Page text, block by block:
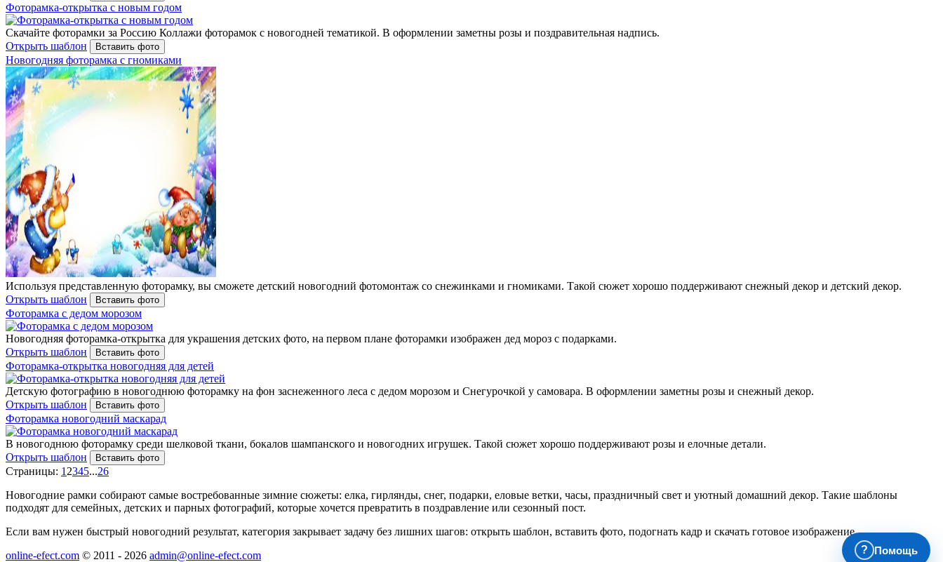
Фоторамка-открытка с новым годом
Скачайте фоторамки за Россию Коллажи фоторамок с новогодней тематикой. В оформлении заметны розы и поздравительная надпись.
Открыть шаблон
Вставить фото
Новогодняя фоторамка с гномиками
Используя представленную фоторамку, вы сможете детский новогодний фотомонтаж со снежинками и гномиками. Такой сюжет хорошо поддерживают снежный декор и детский декор.
Открыть шаблон
Вставить фото
Фоторамка с дедом морозом
Новогодняя фоторамка-открытка для украшения детских фото, на первом плане фоторамки изображен дед мороз с подарками.
Открыть шаблон
Вставить фото
Фоторамка-открытка новогодняя для детей
Детскую фотографию в новогоднюю фоторамку на фон заснеженного леса с дедом морозом и Снегурочкой у самовара. В оформлении заметны розы и снежный декор.
Открыть шаблон
Вставить фото
Фоторамка новогодний маскарад
В новогоднюю фоторамку среди шелковой ткани, бокалов шампанского и новогодних игрушек. Такой сюжет хорошо поддерживают розы и елочные детали.
Открыть шаблон
Вставить фото
Страницы: 1 2345...26
Новогодние рамки собирают самые востребованные зимние сюжеты: елка, гирлянды, снег, подарки, еловые ветки, часы, праздничный свет и уютный домашний декор. Такие шаблоны
подходят для семейных, детских и парных фотографий, которые хочется превратить в поздравление или сезонный пост.
Если вам нужен быстрый новогодний результат, категория закрывает задачу без лишних шагов: открыть шаблон, вставить фото, подогнать кадр и скачать готовое изображение.
online-efect.com © 2011 - 2026 admin@online-efect.com
? Помощь